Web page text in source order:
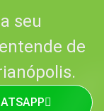
seu
de